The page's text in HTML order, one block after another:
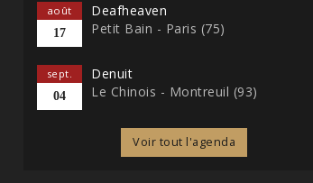
août
17
Deafheaven
Petit Bain - Paris (75)
sept.
04
Denuit
Le Chinois - Montreuil (93)
Voir tout l'agenda